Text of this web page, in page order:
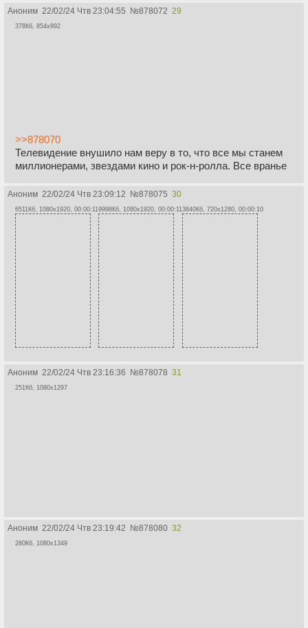
Аноним 22/02/24 Чтв 23:04:55 №878072 29
378Кб, 854x892
>>878070
Телевидение внушило нам веру в то, что все мы станем
миллионерами, звездами кино и рок-н-ролла. Все вранье
Аноним 22/02/24 Чтв 23:09:12 №878075 30
6511Кб, 1080x1920, 00:00:11 9998Кб, 1080x1920, 00:00:11 3840Кб, 720x1280, 00:00:10
Аноним 22/02/24 Чтв 23:16:36 №878078 31
251Кб, 1080x1297
Аноним 22/02/24 Чтв 23:19:42 №878080 32
280Кб, 1080x1349